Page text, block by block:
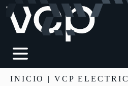
INICIO | VCP ELECTRIC